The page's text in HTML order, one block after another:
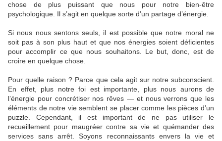
chose de plus puissant que nous pour notre bien-être
psychologique. Il s’agit en quelque sorte d’un partage d’énergie.
Si nous nous sentons seuls, il est possible que notre moral ne
soit pas à son plus haut et que nos énergies soient déficientes
pour accomplir ce que nous souhaitons. Le but, donc, est de
croire en quelque chose.
Pour quelle raison ? Parce que cela agit sur notre subconscient.
En effet, plus notre foi est importante, plus nous aurons de
l’énergie pour concrétiser nos rêves — et nous verrons que les
éléments de notre vie semblent se placer comme les pièces d’un
puzzle. Cependant, il est important de ne pas utiliser le
recueillement pour maugréer contre sa vie et quémander des
services sans arrêt. Soyons reconnaissants envers la vie et